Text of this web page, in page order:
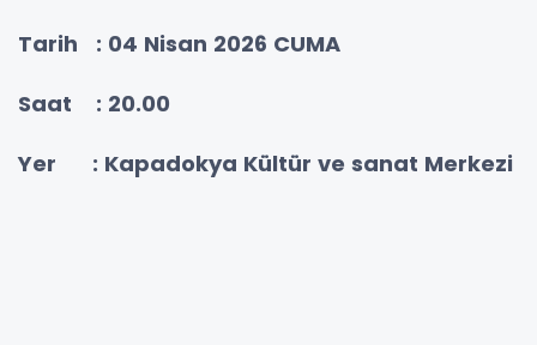
Tarih : 04 Nisan 2026 CUMA
Saat : 20.00
Yer : Kapadokya Kültür ve sanat Merkezi